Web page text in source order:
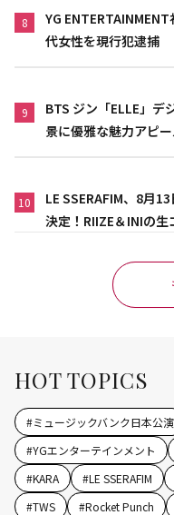
8
YG
代女性を現行犯逮捕
9
BTS ジン「ELLE」デ
景に優雅な魅力アピー
10
LE SSERAFIM、8月
決定！RIIZE＆INIの生
HOT TOPICS
#ミュージックバンク日本公演
#YGエンターテインメント
#KARA #LE SSERAFIM
#TWS #Rocket Punch